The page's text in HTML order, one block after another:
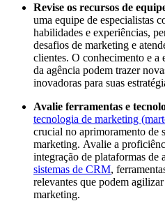
Revise os recursos de
uma equipe de especialistas
habilidades e experiências,
desafios de marketing e
clientes. O conhecimento e a
da agência podem trazer
inovadoras para suas
Avalie ferramentas e
tecnologia de marketing
crucial no aprimoramento de
marketing. Avalie a
integração de plataformas de
sistemas de CRM,
relevantes que podem
marketing.